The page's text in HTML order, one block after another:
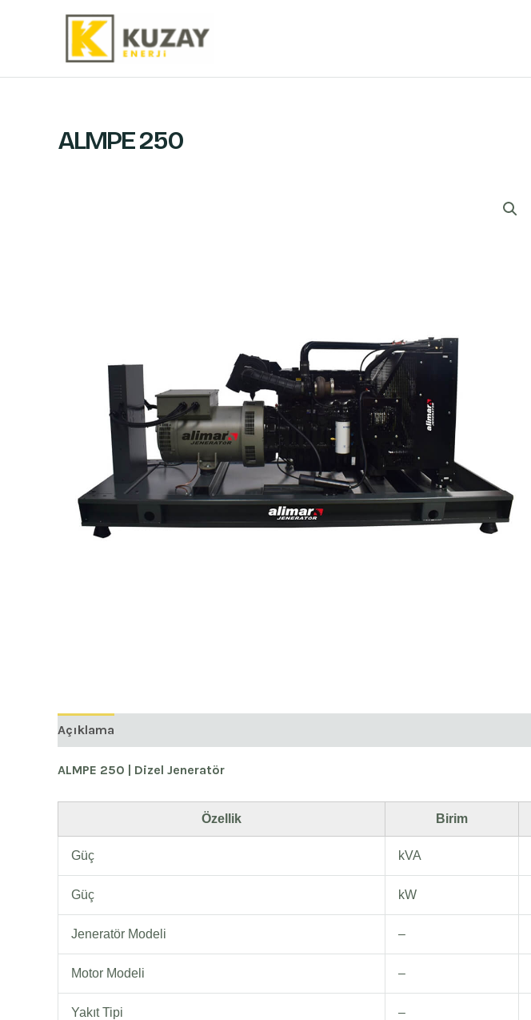
ALMPE 250
Açıklama
ALMPE 250 | Dizel Jeneratör
Özellik Birim
Güç kVA
Güç kW
Jeneratör Modeli –
Motor Modeli –
Yakıt Tipi –